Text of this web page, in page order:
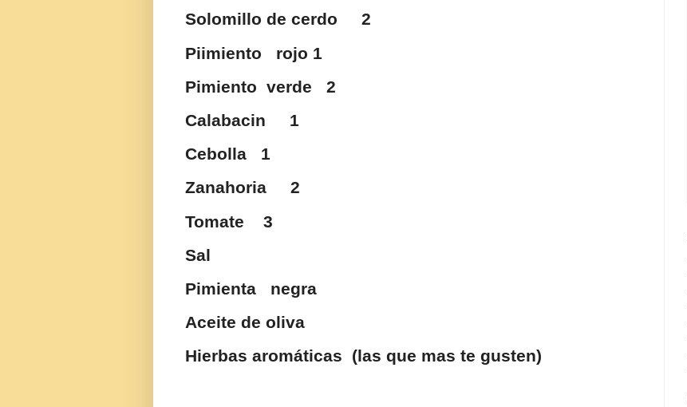
Solomillo de cerdo 2
Piimiento rojo 1
Pimiento verde 2
Calabacin 1
Cebolla 1
Zanahoria 2
Tomate 3
Sal
Pimienta negra
Aceite de oliva
Hierbas aromáticas (las que mas te gusten)